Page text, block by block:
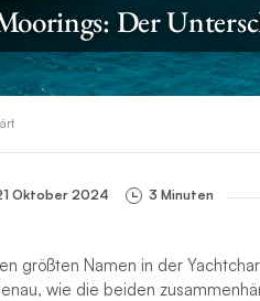
Der
Oktober 2024 3 Minuten
größten Namen in der
wie die beiden